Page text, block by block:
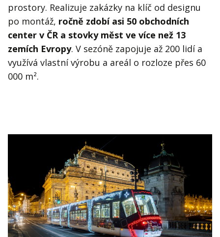
prostory. Realizuje zakázky na klíč od designu
po montáž, ročně zdobí asi 50 obchodních
center v ČR a stovky měst ve více než 13
zemích Evropy. V sezóně zapojuje až 200 lidí a
využívá vlastní výrobu a areál o rozloze přes 60
000 m².